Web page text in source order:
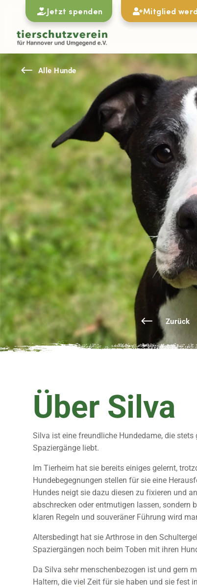
Jetzt spenden Mitglied
Zurück
# Alle Hunde
Über Silva
Silva ist eine freundliche Hundedame, die
Spaziergänge liebt.
Im Tierheim hat sie bereits einiges gelernt,
Hundebegegnungen stellen für sie eine
Hundes neigt sie dazu diesen zu fixieren und
abschrecken oder entmutigen lassen,
klaren Regeln und souveräner Führung wird
Altersbedingt hat sie Arthrose in den
Spaziergängen noch beim Toben mit ihren
Da Silva sehr menschenbezogen ist und gern
Haltern, die viel Zeit für sie haben und sie fest